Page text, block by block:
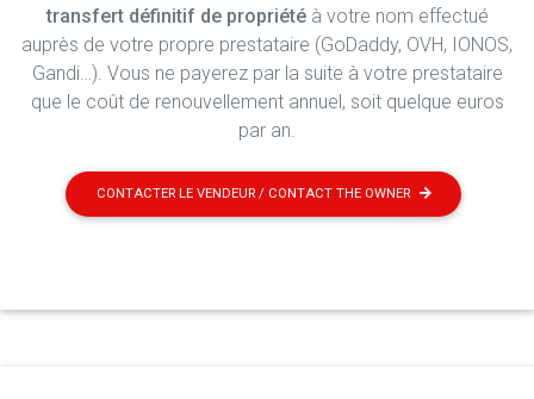
transfert définitif de propriétéà votre nom effectué
auprès de votre propre prestataire (GoDaddy, OVH, IONOS,
Gandi…). Vous ne payerez par la suite à votre prestataire
que le coût de renouvellement annuel, soit quelque euros
par an.
CONTACTER LE VENDEUR / CONTACT THE OWNER